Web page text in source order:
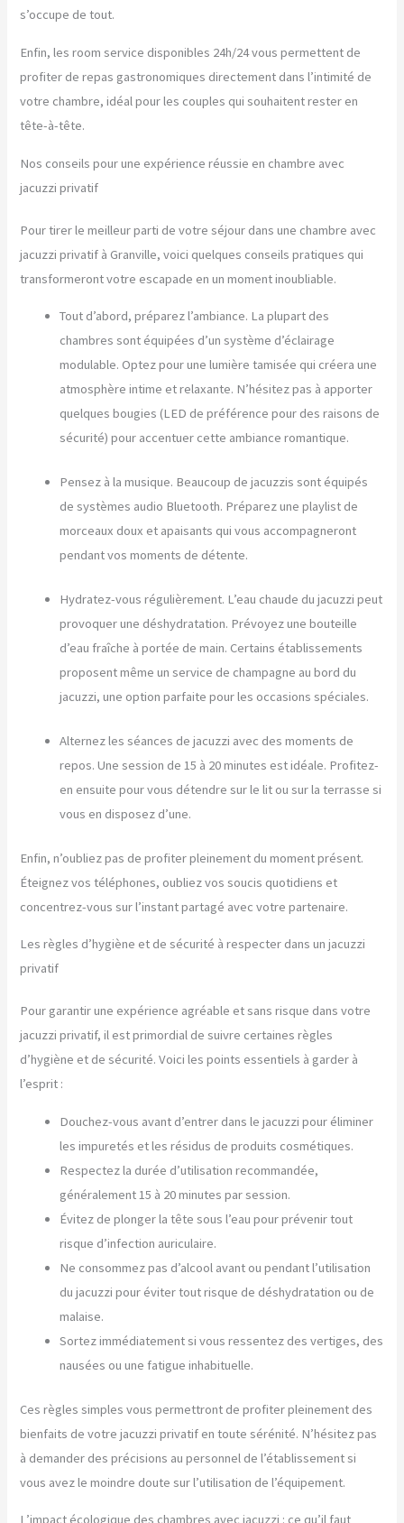
s’occupe de tout.
Enfin, les room service disponibles 24h/24 vous permettent de
profiter de repas gastronomiques directement dans l’intimité de
votre chambre, idéal pour les couples qui souhaitent rester en
tête-à-tête.
Nos conseils pour une expérience réussie en chambre avec
jacuzzi privatif
Pour tirer le meilleur parti de votre séjour dans une chambre avec
jacuzzi privatif à Granville, voici quelques conseils pratiques qui
transformeront votre escapade en un moment inoubliable.
Tout d’abord, préparez l’ambiance. La plupart des
chambres sont équipées d’un système d’éclairage
modulable. Optez pour une lumière tamisée qui créera une
atmosphère intime et relaxante. N’hésitez pas à apporter
quelques bougies (LED de préférence pour des raisons de
sécurité) pour accentuer cette ambiance romantique.
Pensez à la musique. Beaucoup de jacuzzis sont équipés
de systèmes audio Bluetooth. Préparez une playlist de
morceaux doux et apaisants qui vous accompagneront
pendant vos moments de détente.
Hydratez-vous régulièrement. L’eau chaude du jacuzzi peut
provoquer une déshydratation. Prévoyez une bouteille
d’eau fraîche à portée de main. Certains établissements
proposent même un service de champagne au bord du
jacuzzi, une option parfaite pour les occasions spéciales.
Alternez les séances de jacuzzi avec des moments de
repos. Une session de 15 à 20 minutes est idéale. Profitez-
en ensuite pour vous détendre sur le lit ou sur la terrasse si
vous en disposez d’une.
Enfin, n’oubliez pas de profiter pleinement du moment présent.
Éteignez vos téléphones, oubliez vos soucis quotidiens et
concentrez-vous sur l’instant partagé avec votre partenaire.
Les règles d’hygiène et de sécurité à respecter dans un jacuzzi
privatif
Pour garantir une expérience agréable et sans risque dans votre
jacuzzi privatif, il est primordial de suivre certaines règles
d’hygiène et de sécurité. Voici les points essentiels à garder à
l’esprit :
Douchez-vous avant d’entrer dans le jacuzzi pour éliminer
les impuretés et les résidus de produits cosmétiques.
Respectez la durée d’utilisation recommandée,
généralement 15 à 20 minutes par session.
Évitez de plonger la tête sous l’eau pour prévenir tout
risque d’infection auriculaire.
Ne consommez pas d’alcool avant ou pendant l’utilisation
du jacuzzi pour éviter tout risque de déshydratation ou de
malaise.
Sortez immédiatement si vous ressentez des vertiges, des
nausées ou une fatigue inhabituelle.
Ces règles simples vous permettront de profiter pleinement des
bienfaits de votre jacuzzi privatif en toute sérénité. N’hésitez pas
à demander des précisions au personnel de l’établissement si
vous avez le moindre doute sur l’utilisation de l’équipement.
L’impact écologique des chambres avec jacuzzi : ce qu’il faut